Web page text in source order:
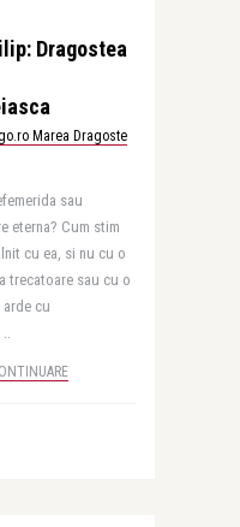
Dragostea
Marea Dragoste
sau
eterna? Cum stim
cu ea, si nu cu o
trecatoare sau cu o
arde cu